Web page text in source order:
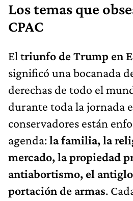
Los temas que
CPAC
El triunfo de Trump en
significó una bocanada
derechas de todo el
durante toda la jornada
conservadores están
agenda:la familia, la
mercado, la propiedad
antiabortismo, el
portación de armas.